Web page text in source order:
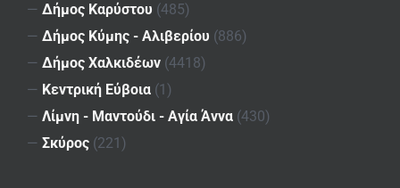
— Δήμος Καρύστου (485)
— Δήμος Κύμης - Αλιβερίου (886)
— Δήμος Χαλκιδέων (4418)
— Κεντρική Εύβοια (1)
— Λίμνη - Μαντούδι - Αγία Άννα (430)
— Σκύρος (221)